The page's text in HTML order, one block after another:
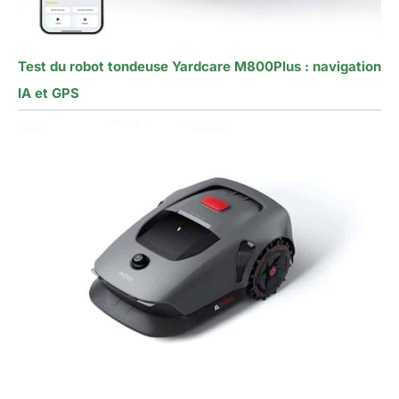
Test du robot tondeuse Yardcare M800Plus : navigation
IA et GPS